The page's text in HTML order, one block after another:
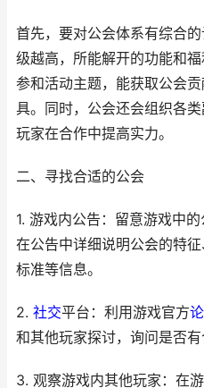
首先，要对公会体系有综合
级越高，所能解开的功能和
参和活动主题，能获取公会
具。同时，公会还会组织各类
玩家在合作中提高实力。
二、寻找合适的公会
1. 游戏内公告：留意游戏中
在公告中详细说明公会的特
标准等信息。
2. 社交平台：利用游戏官方
和其他玩家探讨，询问是否有
3. 观察游戏内其他玩家：在